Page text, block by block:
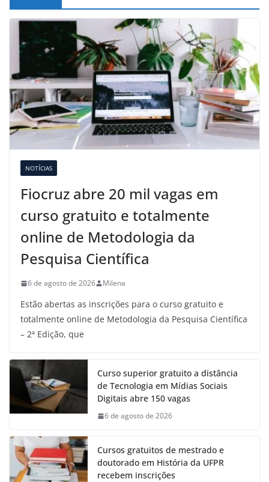
NOTÍCIAS
Fiocruz abre 20 mil vagas em
curso gratuito e totalmente
online de Metodologia da
Pesquisa Científica
6 de agosto de 2026 Milena
Estão abertas as inscrições para o curso gratuito e
totalmente online de Metodologia da Pesquisa Científica
– 2ª Edição, que
Curso superior gratuito a distância
de Tecnologia em Mídias Sociais
Digitais abre 150 vagas
6 de agosto de 2026
Cursos gratuitos de mestrado e
doutorado em História da UFPR
recebem inscrições